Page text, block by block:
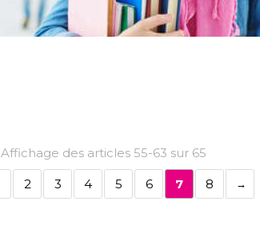
Affichage des articles 55-63 sur 65
2 3 4 5 6 7 8